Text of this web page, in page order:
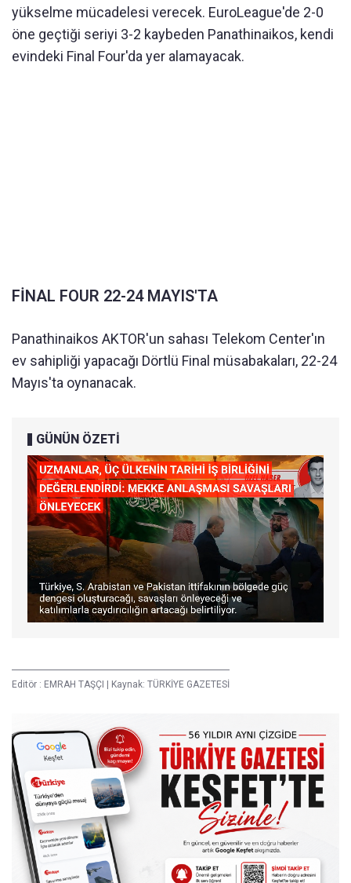
yükselme mücadelesi verecek. EuroLeague'de 2-0
öne geçtiği seriyi 3-2 kaybeden Panathinaikos, kendi
evindeki Final Four'da yer alamayacak.
FİNAL FOUR 22-24 MAYIS'TA
Panathinaikos AKTOR'un sahası Telekom Center'ın
ev sahipliği yapacağı Dörtlü Final müsabakaları, 22-24
Mayıs'ta oynanacak.
GÜNÜN ÖZETİ
Editör : EMRAH TAŞÇI Kaynak: TÜRKİYE GAZETESİ